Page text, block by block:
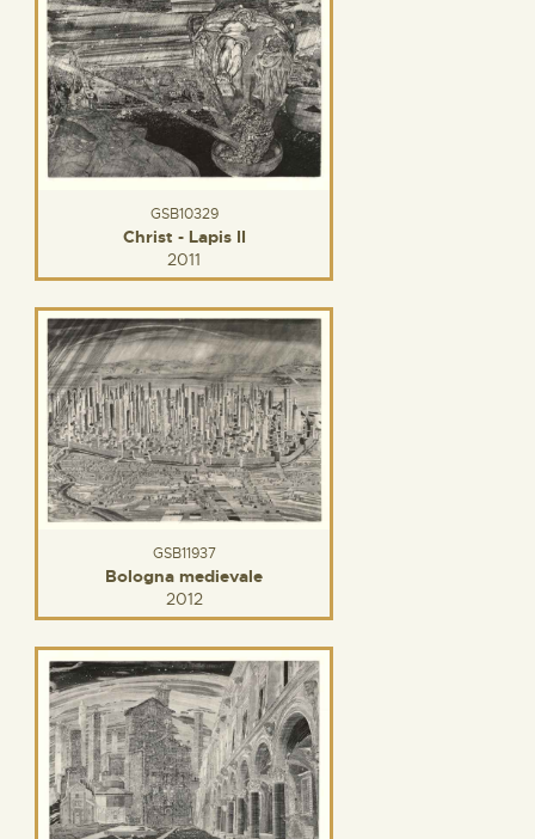
GSB10329
Christ - Lapis II
2011
GSB11937
Bologna medievale
2012